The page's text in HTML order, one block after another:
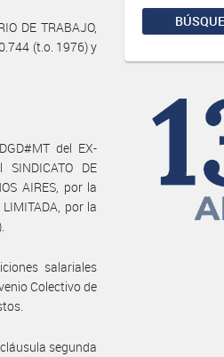
DE TRABAJO,
(t.o. 1976) y
del EX-
DE
AIRES, por la
por la
salariales
Colectivo de
segunda